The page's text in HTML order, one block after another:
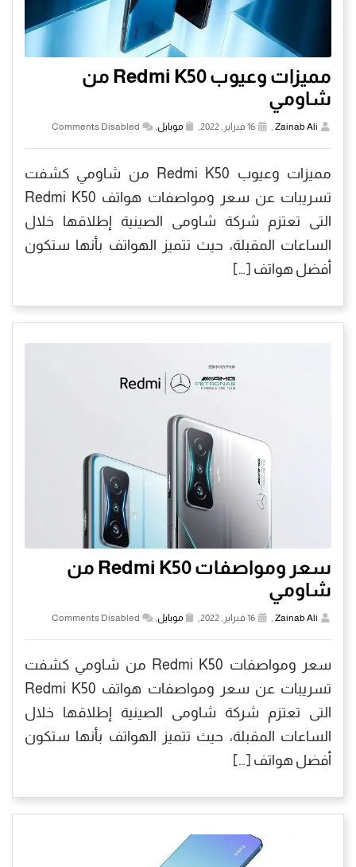
مميزات وعيوب Redmi K50 من
شاومي
Zainab Ali
, موبايل,
Comments Disabled
مميزات وعيوب Redmi K50 من شاومي كشفت
تسريبات عن سعر ومواصفات هواتف Redmi K50
التى تعتزم شركة شاومى الصينية إطلاقها خلال
الساعات المقبلة، حيث تتميز الهواتف بأنها ستكون
أفضل هواتف […]
سعر ومواصفات Redmi K50 من
شاومي
Zainab Ali
, موبايل,
Comments Disabled
سعر ومواصفات Redmi K50 من شاومي كشفت
تسريبات عن سعر ومواصفات هواتف Redmi K50
التى تعتزم شركة شاومى الصينية إطلاقها خلال
الساعات المقبلة، حيث تتميز الهواتف بأنها ستكون
أفضل هواتف […]